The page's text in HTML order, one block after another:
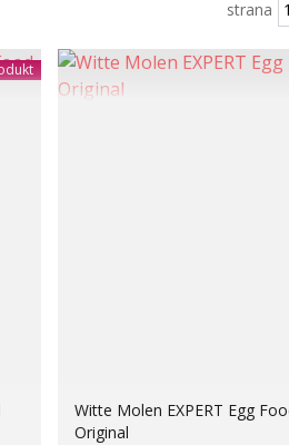
strana
Witte Molen EXPERT Egg
Original